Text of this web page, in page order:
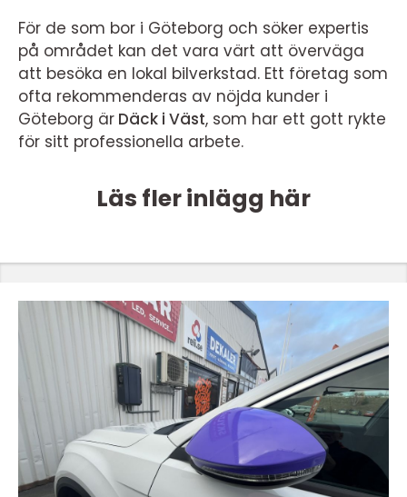
För de som bor i Göteborg och söker expertis
på området kan det vara värt att överväga
att besöka en lokal bilverkstad. Ett företag som
ofta rekommenderas av nöjda kunder i
Göteborg är Däck i Väst, som har ett gott rykte
för sitt professionella arbete.
Läs fler inlägg här